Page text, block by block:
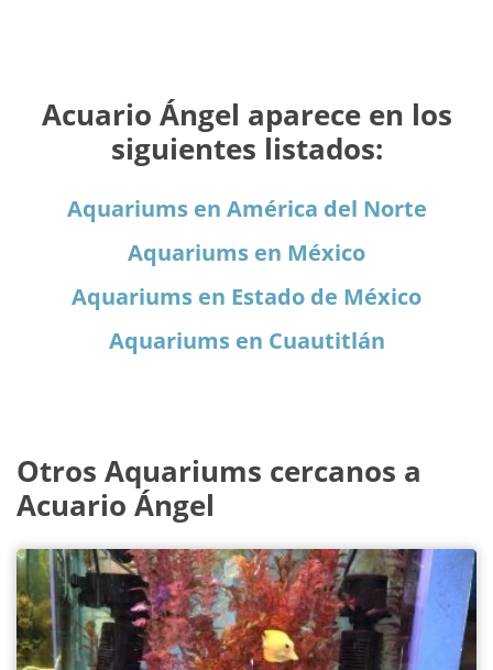
Acuario Ángel aparece en los
siguientes listados:
Aquariums en América del Norte
Aquariums en México
Aquariums en Estado de México
Aquariums en Cuautitlán
Otros Aquariums cercanos a
Acuario Ángel